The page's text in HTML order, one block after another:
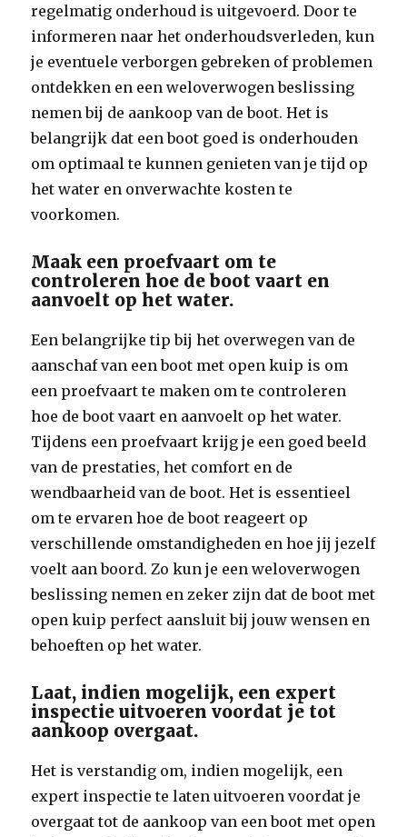
regelmatig onderhoud is uitgevoerd. Door te
informeren naar het onderhoudsverleden, kun
je eventuele verborgen gebreken of problemen
ontdekken en een weloverwogen beslissing
nemen bij de aankoop van de boot. Het is
belangrijk dat een boot goed is onderhouden
om optimaal te kunnen genieten van je tijd op
het water en onverwachte kosten te
voorkomen.
Maak een proefvaart om te
controleren hoe de boot vaart en
aanvoelt op het water.
Een belangrijke tip bij het overwegen van de
aanschaf van een boot met open kuip is om
een proefvaart te maken om te controleren
hoe de boot vaart en aanvoelt op het water.
Tijdens een proefvaart krijg je een goed beeld
van de prestaties, het comfort en de
wendbaarheid van de boot. Het is essentieel
om te ervaren hoe de boot reageert op
verschillende omstandigheden en hoe jij jezelf
voelt aan boord. Zo kun je een weloverwogen
beslissing nemen en zeker zijn dat de boot met
open kuip perfect aansluit bij jouw wensen en
behoeften op het water.
Laat, indien mogelijk, een expert
inspectie uitvoeren voordat je tot
aankoop overgaat.
Het is verstandig om, indien mogelijk, een
expert inspectie te laten uitvoeren voordat je
overgaat tot de aankoop van een boot met open